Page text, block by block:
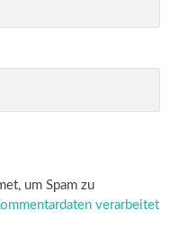
um Spam zu
verarbeitet